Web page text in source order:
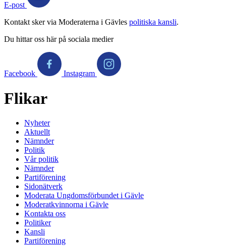
E-post
Kontakt sker via Moderaterna i Gävles politiska kansli.
Du hittar oss här på sociala medier
Facebook Instagram
Flikar
Nyheter
Aktuellt
Nämnder
Politik
Vår politik
Nämnder
Partiförening
Sidonätverk
Moderata Ungdomsförbundet i Gävle
Moderatkvinnorna i Gävle
Kontakta oss
Politiker
Kansli
Partiförening